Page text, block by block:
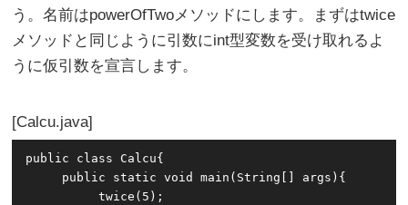
う。名前はpowerOfTwoメソッドにします。まずはtwice
メソッドと同じように引数にint型変数を受け取れるよ
うに仮引数を宣言します。
Calcu.java
public class Calcu{
     public static void main(String[] args){
          twice(5);